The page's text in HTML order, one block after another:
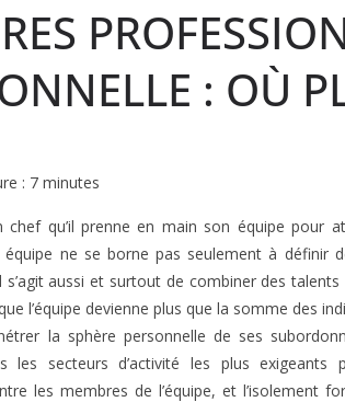
: OÙ
: 7 minutes
chef qu’il prenne en main son équipe pour
équipe ne se borne pas seulement à définir
s’agit aussi et surtout de combiner des
l’équipe devienne plus que la somme des
la sphère personnelle de ses
les secteurs d’activité les plus exigeants
les membres de l’équipe, et l’isolement